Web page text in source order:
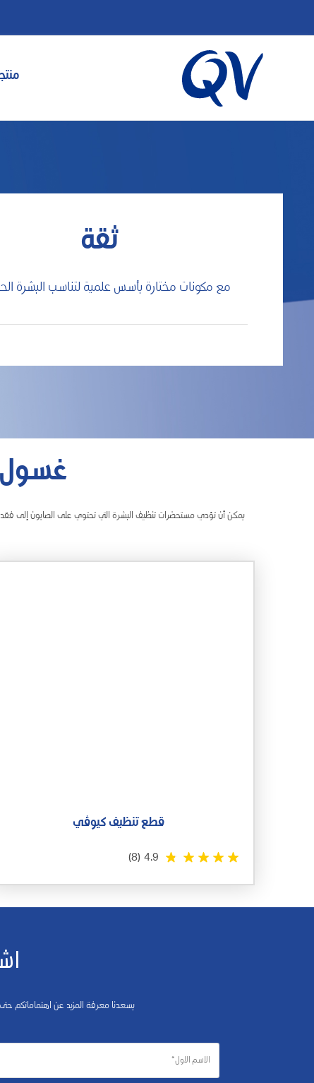
ثقة
مع مكونات مختارة بأسس علمية لتناسب البشرة
يمكن أن تؤدي مستحضرات تنظيف البشرة التي تحتوي على الصابون إلى
قطع تنظيف كيوڤي
4.9
(8)
يسعدنا معرفة المزيد عن اهتماماتكم